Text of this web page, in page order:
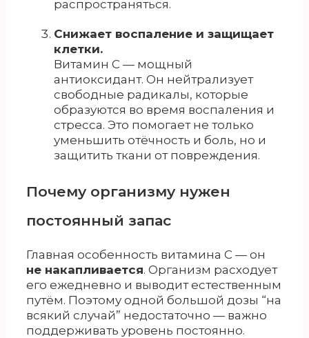
распространяться.
Снижает воспаление и защищает
клетки.
Витамин С — мощный
антиоксидант. Он нейтрализует
свободные радикалы, которые
образуются во время воспаления и
стресса. Это помогает не только
уменьшить отёчность и боль, но и
защитить ткани от повреждения.
Почему организму нужен
постоянный запас
Главная особенность витамина С — он
не накапливается. Организм расходует
его ежедневно и выводит естественным
путём. Поэтому одной большой дозы “на
всякий случай” недостаточно — важно
поддерживать уровень постоянно.